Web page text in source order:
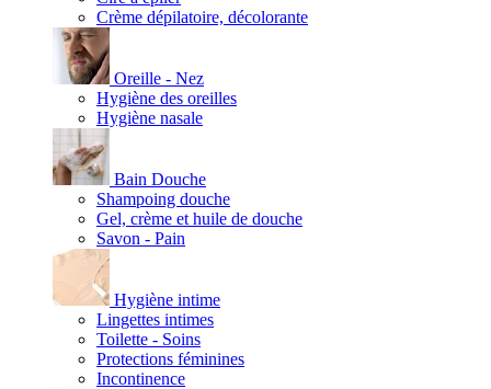
Crème dépilatoire, décolorante
Oreille - Nez
Hygiène des oreilles
Hygiène nasale
Bain Douche
Shampoing douche
Gel, crème et huile de douche
Savon - Pain
Hygiène intime
Lingettes intimes
Toilette - Soins
Protections féminines
Incontinence